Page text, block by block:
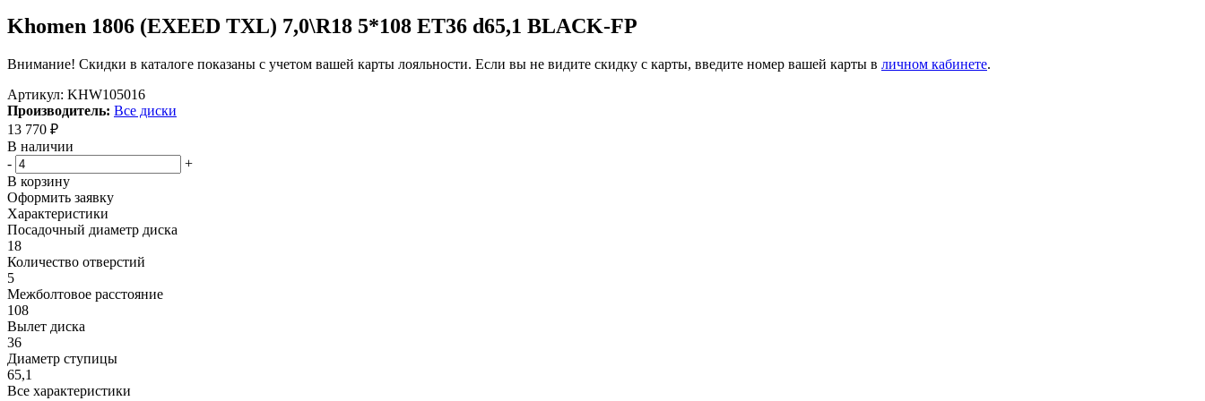
Khomen 1806 (EXEED TXL) 7,0\R18 5*108 ET36 d65,1 BLACK-FP
Внимание! Скидки в каталоге показаны с учетом вашей карты лояльности. Если вы не видите скидку с карты, введите номер вашей карты в личном кабинете.
Артикул: KHW105016
Производитель: Все диски
13 770 ₽
В наличии
-
+
В корзину
Оформить заявку
Характеристики
Посадочный диаметр диска
18
Количество отверстий
5
Межболтовое расстояние
108
Вылет диска
36
Диаметр ступицы
65,1
Все характеристики